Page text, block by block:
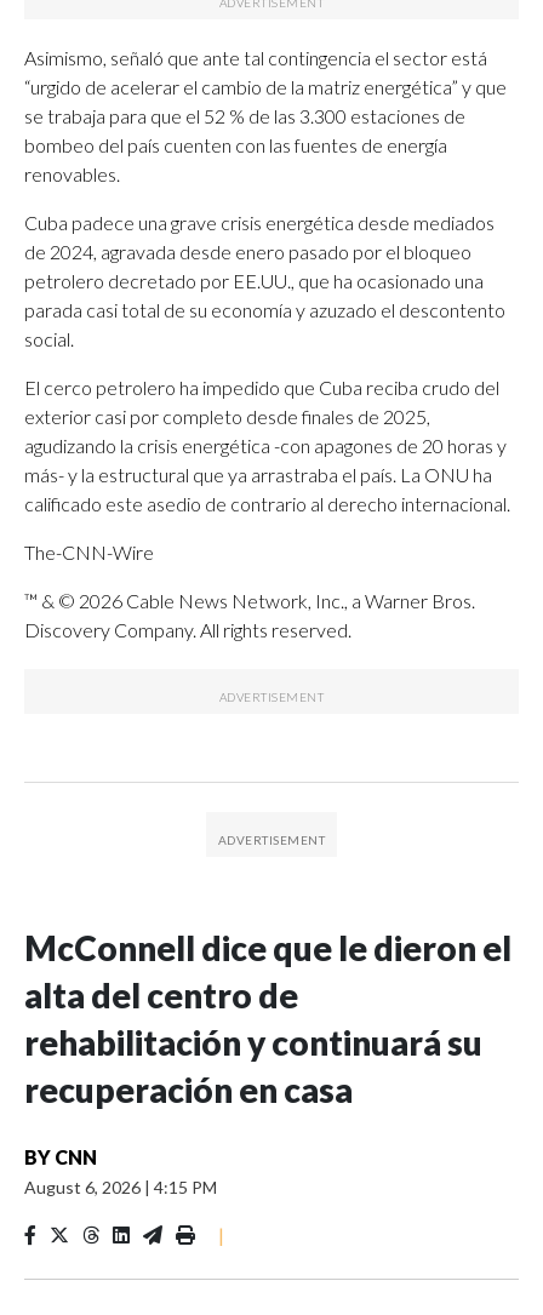
Asimismo, señaló que ante tal contingencia el sector está
“urgido de acelerar el cambio de la matriz energética” y que
se trabaja para que el 52 % de las 3.300 estaciones de
bombeo del país cuenten con las fuentes de energía
renovables.
Cuba padece una grave crisis energética desde mediados
de 2024, agravada desde enero pasado por el bloqueo
petrolero decretado por EE.UU., que ha ocasionado una
parada casi total de su economía y azuzado el descontento
social.
El cerco petrolero ha impedido que Cuba reciba crudo del
exterior casi por completo desde finales de 2025,
agudizando la crisis energética -con apagones de 20 horas y
más- y la estructural que ya arrastraba el país. La ONU ha
calificado este asedio de contrario al derecho internacional.
The-CNN-Wire
™ & © 2026 Cable News Network, Inc., a Warner Bros.
Discovery Company. All rights reserved.
McConnell dice que le dieron el
alta del centro de
rehabilitación y continuará su
recuperación en casa
BY CNN
August 6, 2026 | 4:15 PM
|